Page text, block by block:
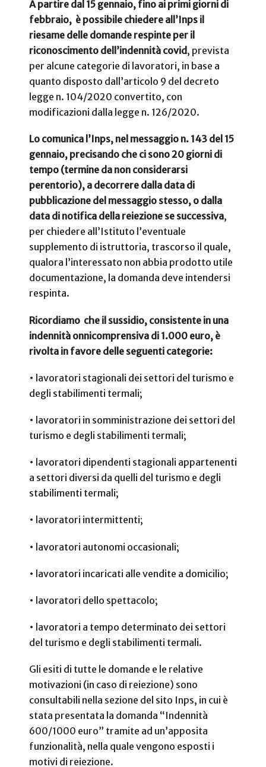
A partire dal 15 gennaio, fino ai primi giorni di
febbraio, è possibile chiedere all’Inps il
riesame delle domande respinte per il
riconoscimento dell’indennità covid , prevista
per alcune categorie di lavoratori, in base a
quanto disposto dall’articolo 9 del decreto
legge n. 104/2020 convertito, con
modificazioni dalla legge n. 126/2020.
Lo comunica l’Inps, nel messaggio n. 143 del 15
gennaio, precisando che ci sono 20 giorni di
tempo (termine da non considerarsi
perentorio), a decorrere dalla data di
pubblicazione del messaggio stesso, o dalla
data di notifica della reiezione se successiva,
per chiedere all’Istituto l’eventuale
supplemento di istruttoria, trascorso il quale,
qualora l’interessato non abbia prodotto utile
documentazione, la domanda deve intendersi
respinta.
Ricordiamo che il sussidio, consistente in una
indennità onnicomprensiva di 1.000 euro, è
rivolta in favore delle seguenti categorie:
• lavoratori stagionali dei settori del turismo e
degli stabilimenti termali;
• lavoratori in somministrazione dei settori del
turismo e degli stabilimenti termali;
• lavoratori dipendenti stagionali appartenenti
a settori diversi da quelli del turismo e degli
stabilimenti termali;
• lavoratori intermittenti;
• lavoratori autonomi occasionali;
• lavoratori incaricati alle vendite a domicilio;
• lavoratori dello spettacolo;
• lavoratori a tempo determinato dei settori
del turismo e degli stabilimenti termali.
Gli esiti di tutte le domande e le relative
motivazioni (in caso di reiezione) sono
consultabili nella sezione del sito Inps, in cui è
stata presentata la domanda “Indennità
600/1000 euro” tramite ad un’apposita
funzionalità, nella quale vengono esposti i
motivi di reiezione.